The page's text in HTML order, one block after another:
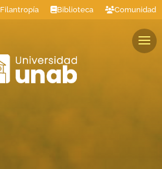
Filantropía Biblioteca Comunidad
Colaboradores Graduados